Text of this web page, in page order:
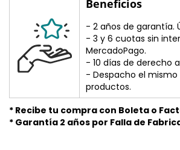
Beneficios
- 2 años de garantía.
- 3 y 6 cuotas sin
MercadoPago.
- 10 días de derecho
- Despacho el
productos.
* Recibe tu compra con Boleta o
* Garantía 2 años por Falla de